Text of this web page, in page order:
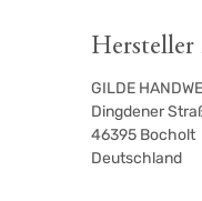
Hersteller
GILDE
Dingdener
46395 Bocholt
Deutschland